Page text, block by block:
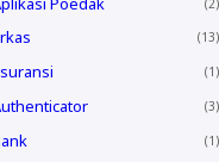
13
1
3
1